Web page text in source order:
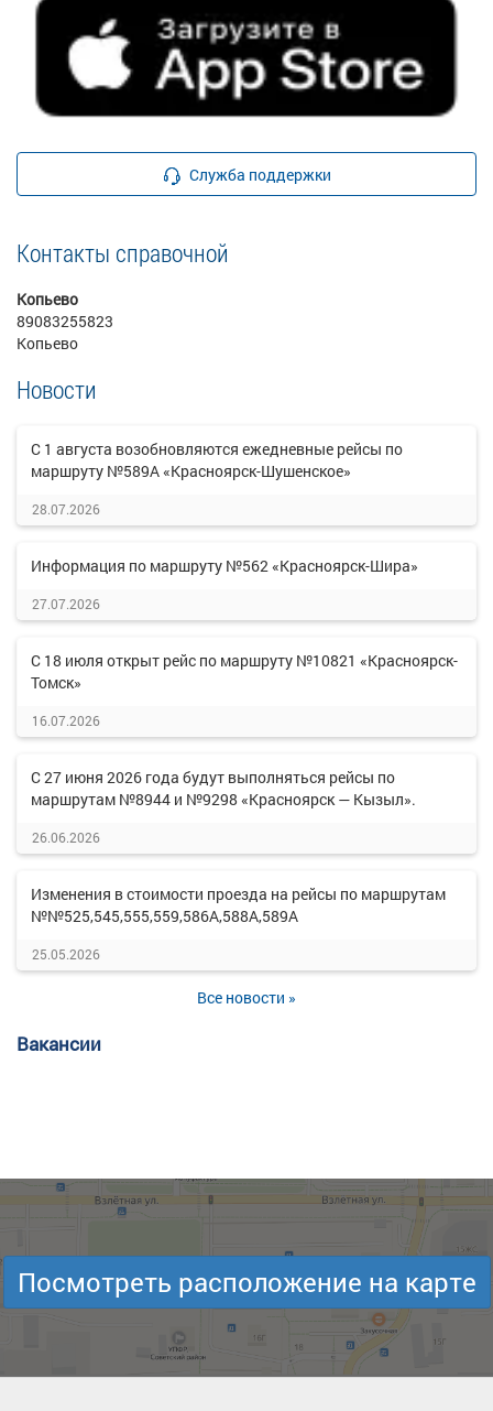
Служба поддержки
Контакты справочной
Копьево
89083255823
Копьево
Новости
С 1 августа возобновляются ежедневные рейсы по
маршруту №589А «Красноярск-Шушенское»
28.07.2026
Информация по маршруту №562 «Красноярск-Шира»
27.07.2026
С 18 июля открыт рейс по маршруту №10821 «Красноярск-
Томск»
16.07.2026
С 27 июня 2026 года будут выполняться рейсы по
маршрутам №8944 и №9298 «Красноярск — Кызыл».
26.06.2026
Изменения в стоимости проезда на рейсы по маршрутам
№№525,545,555,559,586А,588А,589А
25.05.2026
Все новости »
Вакансии
Посмотреть расположение на карте